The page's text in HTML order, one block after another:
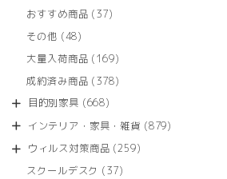
商
の
商
おすすめ商品 3737
商
その他 4848
の
商
大量入荷商品 169169
の
成約済み商品 378378
商
目的別家具 668668
の
商
インテリア・家具・雑貨 879879
ウィルス対策商品 259259
スクールデスク 3737